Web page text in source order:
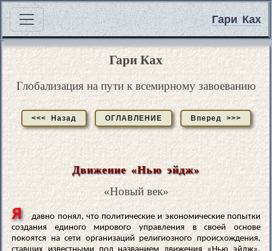
Гари Ках
Гари Ках
Глобализация на пути к всемирному завоеванию
<<< Назад ОГЛАВЛЕНИЕ Вперед >>>
Движение «Нью эйдж»
«Новый век»
Я
давно понял, что политические и экономические попытки
создания единого мирового управления в своей основе
покоятся на сети организаций религиозного происхождения,